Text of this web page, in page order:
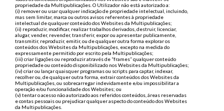
propriedade da Multipublicações. O Utilizador não está autorizado a:
(i) remover ou usar qualquer indicação de propriedade intelectual, incluindo,
mas sem limitar, marca ou outros avisos referentes à propriedade
intelectual de qualquer conteúdo dos Websites da Multipublicações;
(ii) reproduzir, modificar, realizar trabalhos derivados, destruir, licenciar,
alugar, vender, revender, transferir, expor ou apresentar publicamente,
transmitir, reproduzir, emitir, ou de qualquer outra forma explorar os
conteúdos dos Websites da Multipublicações, excepto na medida do
expressamente permitido por escrito pela Multipublicações;
(iii) criar ligações ou reproduzir através de “frames” qualquer conteúdo
propriedade ou conteúdo disponibilizado nos Websites da Multipublicações;
(iv) criar ou lançar quaisquer programas ou scripts para captar, indexar,
recolher ou, de qualquer outra forma, extrair conteúdos dos Websites da
Multipublicações, ou sobrecarregar indevidamente e/ou impossibilitar a
operação e/ou funcionalidade dos Websites; ou
(v) tentar o acesso não autorizado aos referidos conteúdos, áreas reservadas
e contas pessoais ou prejudicar qualquer aspecto do conteúdo dos Websites
da Multipublicações.